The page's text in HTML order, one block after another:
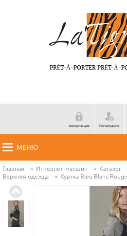
PRÉT-À-PORTER PRÉT-À-
Авторизация Регистрация
МЕНЮ
Главная Интернет-магазин Каталог
Верхняя одежда
Куртка Bleu Blanc Rouge